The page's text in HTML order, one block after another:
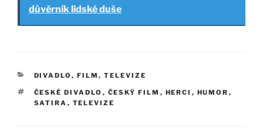
důvěrník lidské duše
RUBRIKY
DIVADLO, FILM, TELEVIZE
ŠTÍTKY
ČESKÉ DIVADLO , ČESKÝ FILM , HERCI , HUMOR ,
SATIRA , TELEVIZE